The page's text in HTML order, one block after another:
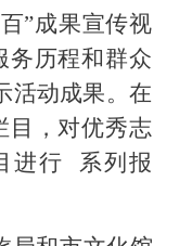
”成果宣传视
务历程和群众
活动成果。在
目，对优秀志
进行
系列报